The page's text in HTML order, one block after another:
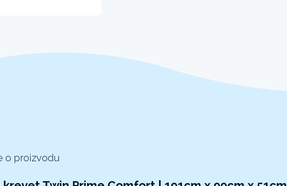
o proizvodu